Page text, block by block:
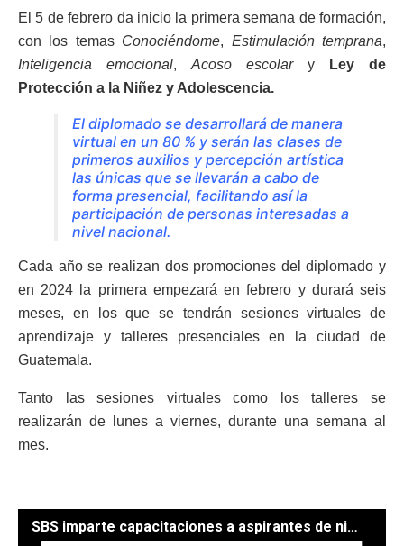
El 5 de febrero da inicio la primera semana de formación,
con los temas Conociéndome, Estimulación temprana,
Inteligencia emocional, Acoso escolary
Ley de
Protección a la Niñez y Adolescencia.
El diplomado se desarrollará de manera
virtual en un 80 % y serán las clases de
primeros auxilios y percepción artística
las únicas que se llevarán a cabo de
forma presencial, facilitando así la
participación de personas interesadas a
nivel nacional.
Cada año se realizan dos promociones del diplomado y
en 2024 la primera empezará en febrero y durará seis
meses, en los que se tendrán sesiones virtuales de
aprendizaje y talleres presenciales en la ciudad de
Guatemala.
Tanto las sesiones virtuales como los talleres se
realizarán de lunes a viernes, durante una semana al
mes.
SBS imparte capacitaciones a aspirantes de niñeras para el cuidado de la primera infancia . / Foto: SBS.